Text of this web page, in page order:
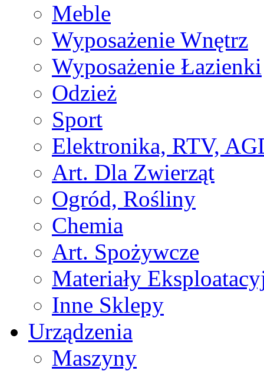
Meble
Wyposażenie Wnętrz
Wyposażenie Łazienki
Odzież
Sport
Elektronika, RTV,
Art. Dla Zwierząt
Ogród, Rośliny
Chemia
Art. Spożywcze
Materiały
Inne Sklepy
Urządzenia
Maszyny